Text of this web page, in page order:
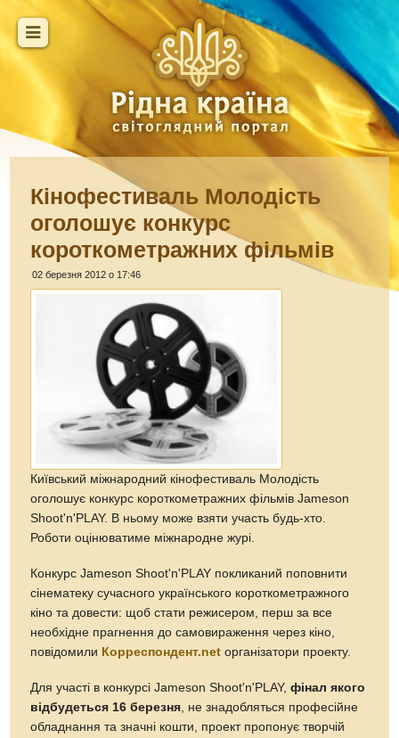
Кінофестиваль Молодість
оголошує конкурс
короткометражних фільмів
02 березня 2012 о 17:46
Київський міжнародний кінофестиваль Молодість
оголошує конкурс короткометражних фільмів Jameson
Shoot'n'PLAY. В ньому може взяти участь будь-хто.
Роботи оцінюватиме міжнародне журі.
Конкурс Jameson Shoot'n'PLAY покликаний поповнити
сінематеку сучасного українського короткометражного
кіно та довести: щоб стати режисером, перш за все
необхідне прагнення до самовираження через кіно,
повідомили Корреспондент.net організатори проекту.
Для участі в конкурсі Jameson Shoot'n'PLAY,фінал якого
відбудеться 16 березня , не знадобляться професійне
обладнання та значні кошти, проект пропонує творчій